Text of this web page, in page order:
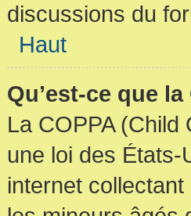
discussions du
Haut
Qu’est-ce que la
La COPPA
une loi des États-
internet